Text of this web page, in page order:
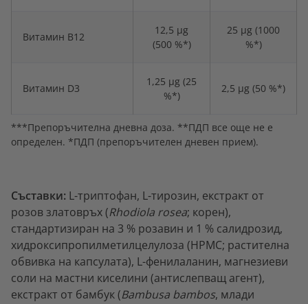
Витамин В12
12,5 μg
(500 %*)
25 μg (1000
%*)
Витамин D3
1,25 μg (25
%*)
2,5 μg (50 %*)
***Препоръчителна дневна доза. **ПДП все още не е
определен. *ПДП (препоръчителен дневен прием).
Съставки: L-триптофан, L-тирозин, екстракт от
розов златовръх (Rhodiola rosea; корен),
стандартизиран на 3 % розавин и 1 % салидрозид,
хидроксипропилметилцелулоза (HPMC; растителна
обвивка на капсулата), L-фенилаланин, магнезиеви
соли на мастни киселини (антислепващ агент),
екстракт от бамбук (Bambusa bambos, млади